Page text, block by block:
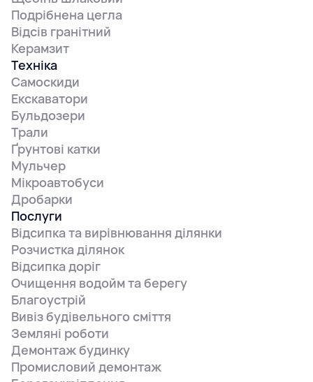
Подрібнена цегла
Відсів гранітний
Керамзит
Техніка
Самоскиди
Екскаватори
Бульдозери
Трали
Ґрунтові катки
Мульчер
Мікроавтобуси
Дробарки
Послуги
Відсипка та вирівнювання ділянки
Розчистка ділянок
Відсипка доріг
Очищення водойм та берегу
Благоустрій
Вивіз будівельного сміття
Земляні роботи
Демонтаж будинку
Промисловий демонтаж